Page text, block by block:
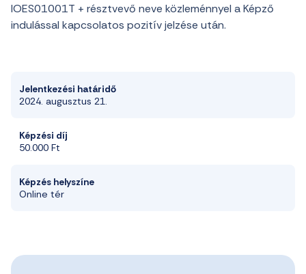
IOES01001T + résztvevő neve közleménnyel a Képző
indulással kapcsolatos pozitív jelzése után.
Jelentkezési határidő
2024. augusztus 21.
Képzési díj
50.000 Ft
Képzés helyszíne
Online tér